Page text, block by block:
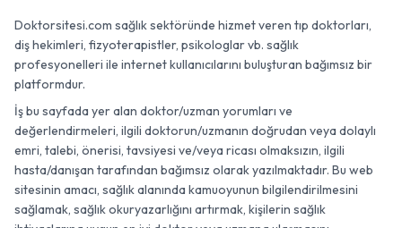
Doktorsitesi.com sağlık sektöründe hizmet veren tıp doktorları,
diş hekimleri, fizyoterapistler, psikologlar vb. sağlık
profesyonelleri ile internet kullanıcılarını buluşturan bağımsız bir
platformdur.
İş bu sayfada yer alan doktor/uzman yorumları ve
değerlendirmeleri, ilgili doktorun/uzmanın doğrudan veya dolaylı
emri, talebi, önerisi, tavsiyesi ve/veya ricası olmaksızın, ilgili
hasta/danışan tarafından bağımsız olarak yazılmaktadır. Bu web
sitesinin amacı, sağlık alanında kamuoyunun bilgilendirilmesini
sağlamak, sağlık okuryazarlığını artırmak, kişilerin sağlık